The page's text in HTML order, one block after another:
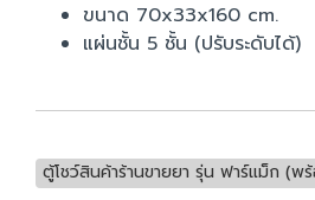
ขนาด 70x33x160 cm.
แผ่นชั้น 5 ชั้น (ปรับระดับได้)
ตู้โชว์สินค้าร้านขายยา รุ่น ฟาร์แม็ก (พ